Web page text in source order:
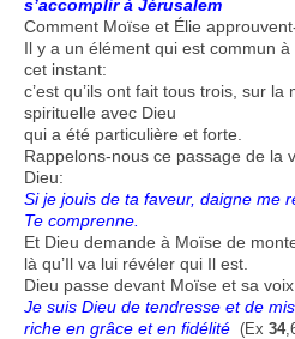
s’accomplir à Jérusalem
Comment Moïse et Élie
Il y a un élément qui est commun
cet instant:
c’est qu’ils ont fait tous trois, sur
spirituelle avec Dieu
qui a été particulière et forte.
Rappelons-nous ce passage de la
Dieu:
Si je jouis de ta faveur, daigne me
Te comprenne.
Et Dieu demande à Moïse de
là qu’Il va lui révéler qui Il est.
Dieu passe devant Moïse et sa
Je suis Dieu de tendresse et de
riche en grâce et en fidélité (Ex 34